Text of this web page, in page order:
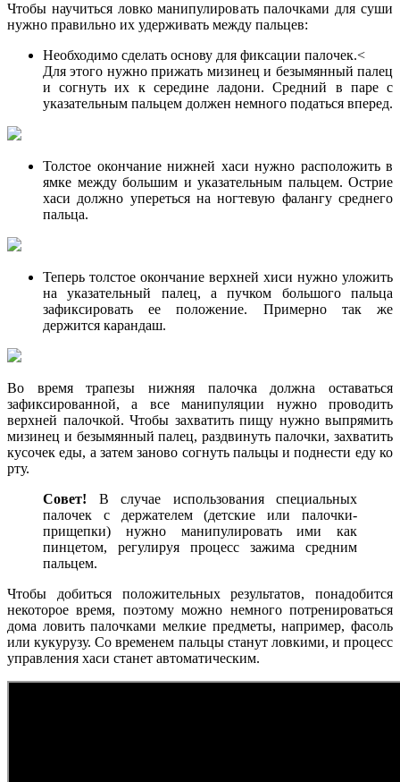
Чтобы научиться ловко манипулировать палочками для суши
нужно правильно их удерживать между пальцев:
Необходимо сделать основу для фиксации палочек.<
Для этого нужно прижать мизинец и безымянный палец
и согнуть их к середине ладони. Средний в паре с
указательным пальцем должен немного податься вперед.
Толстое окончание нижней хаси нужно расположить в
ямке между большим и указательным пальцем. Острие
хаси должно упереться на ногтевую фалангу среднего
пальца.
Теперь толстое окончание верхней хиси нужно уложить
на указательный палец, а пучком большого пальца
зафиксировать ее положение. Примерно так же
держится карандаш.
Во время трапезы нижняя палочка должна оставаться
зафиксированной, а все манипуляции нужно проводить
верхней палочкой. Чтобы захватить пищу нужно выпрямить
мизинец и безымянный палец, раздвинуть палочки, захватить
кусочек еды, а затем заново согнуть пальцы и поднести еду ко
рту.
Совет! В случае использования специальных
палочек с держателем (детские или палочки-
прищепки) нужно манипулировать ими как
пинцетом, регулируя процесс зажима средним
пальцем.
Чтобы добиться положительных результатов, понадобится
некоторое время, поэтому можно немного потренироваться
дома ловить палочками мелкие предметы, например, фасоль
или кукурузу. Со временем пальцы станут ловкими, и процесс
управления хаси станет автоматическим.